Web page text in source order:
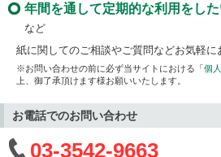
年間を通して定期的な利用をした
など
紙に関してのご相談やご質問などお気軽に
※お問い合わせの前に必ず当サイトにおける「個
上、御了承頂けます様お願いいたします。
お電話でのお問い合わせ
03-3542-9663